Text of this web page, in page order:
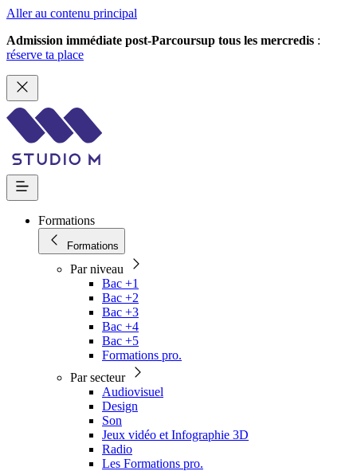
Aller au contenu principal
Admission immédiate post-Parcoursup tous les mercredis :
réserve ta place
Formations
Formations
Par niveau
Bac +1
Bac +2
Bac +3
Bac +4
Bac +5
Formations pro.
Par secteur
Audiovisuel
Design
Son
Jeux vidéo et Infographie 3D
Radio
Les Formations pro.